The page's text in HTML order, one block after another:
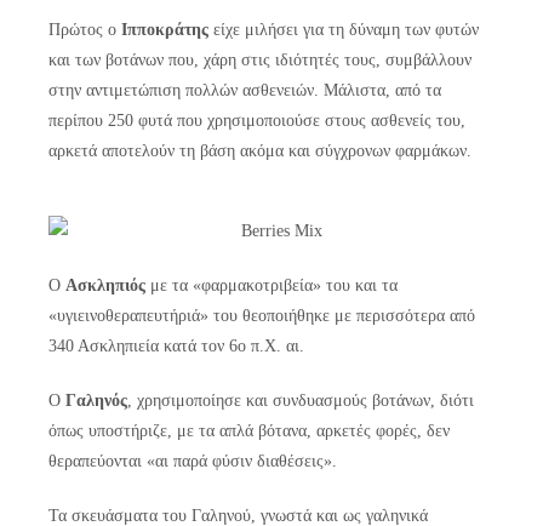
Πρώτος ο Ιπποκράτης είχε μιλήσει για τη δύναμη των φυτών
και των βοτάνων που, χάρη στις ιδιότητές τους, συμβάλλουν
στην αντιμετώπιση πολλών ασθενειών. Μάλιστα, από τα
περίπου 250 φυτά που χρησιμοποιούσε στους ασθενείς του,
αρκετά αποτελούν τη βάση ακόμα και σύγχρονων φαρμάκων.
Ο Ασκληπιός με τα «φαρμακοτριβεία» του και τα
«υγιεινοθεραπευτήριά» του θεοποιήθηκε με περισσότερα από
340 Ασκληπιεία κατά τον 6ο π.Χ. αι.
Ο Γαληνός , χρησιμοποίησε και συνδυασμούς βοτάνων, διότι
όπως υποστήριζε, με τα απλά βότανα, αρκετές φορές, δεν
θεραπεύονται «αι παρά φύσιν διαθέσεις».
Τα σκευάσματα του Γαληνού, γνωστά και ως γαληνικά